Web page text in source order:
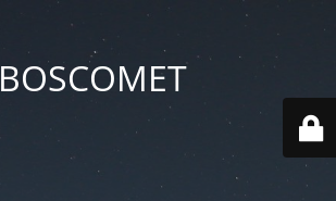
BOSCOMET